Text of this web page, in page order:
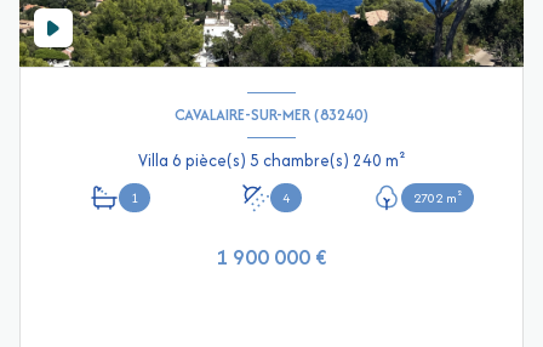
CAVALAIRE-SUR-MER (83240)
Villa 6 pièce(s) 5 chambre(s) 240 m²
1 4 2702 m²
1 900 000 €